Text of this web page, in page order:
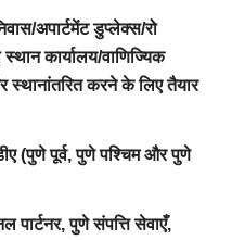
अपार्टमेंट डुप्लेक्स/रो
कार्यालय/वाणिज्यिक
स्थानांतरित करने के लिए तैयार
(पुणे पूर्व, पुणे पश्चिम और पुणे
पार्टनर, पुणे संपत्ति सेवाएँ,